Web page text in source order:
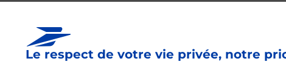
Le respect de votre vie privée, notre
Boîte aux lettres La Poste
Prochaine collecte du courrier samedi à